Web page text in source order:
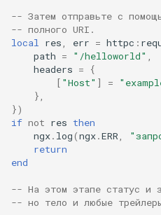
memc
naxsi
nchan
ndk
nftset-access
-- Затем отправьте с
-- полного URI.
local
res err = httpc :
path = "/helloworld"
headers =
{
[ "Host" ] =
},
})
if not res then
ngx. log(ngx.ERR
return
end
-- На этом этапе статус и
-- но тело и любые